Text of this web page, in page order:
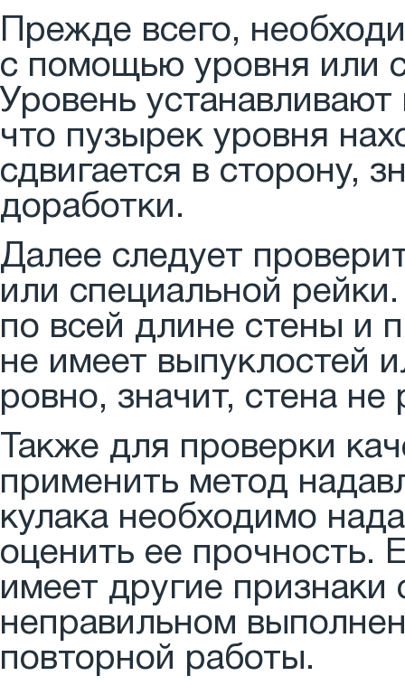
Прежде всего,
с помощью уровня или
Уровень
что пузырек уровня
сдвигается в сторону,
доработки.
Далее следует
или специальной
по всей длине стены и
не имеет выпуклостей
ровно, значит, стена
Также для проверки
применить метод
кулака необходимо
оценить ее прочность.
имеет другие признаки
неправильном
повторной работы.